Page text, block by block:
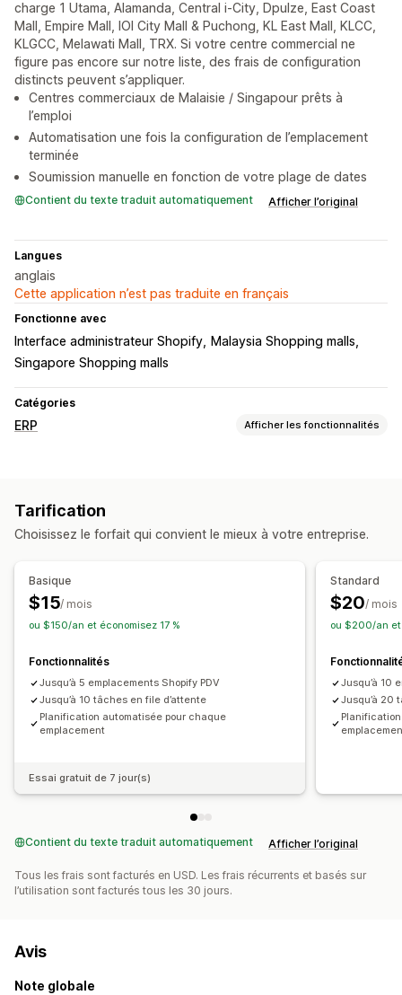
charge 1 Utama, Alamanda, Central i-City, Dpulze, East Coast
Mall, Empire Mall, IOI City Mall & Puchong, KL East Mall, KLCC,
KLGCC, Melawati Mall, TRX. Si votre centre commercial ne
figure pas encore sur notre liste, des frais de configuration
distincts peuvent s’appliquer.
Centres commerciaux de Malaisie / Singapour prêts à
l’emploi
Automatisation une fois la configuration de l’emplacement
terminée
Soumission manuelle en fonction de votre plage de dates
Contient du texte traduit automatiquement Afficher l’original
Langues
anglais
Cette application n’est pas traduite en français
Fonctionne avec
Interface administrateur Shopify
Malaysia Shopping malls
Singapore Shopping malls
Catégories
ERP Afficher les fonctionnalités
Tarification
Choisissez le forfait qui convient le mieux à votre entreprise.
Basique
$15/ mois
ou $150/an et économisez 17 %
Fonctionnalités
Jusqu’à 5 emplacements Shopify PDV
Jusqu’à 10 tâches en file d’attente
Planification automatisée pour chaque
emplacement
Essai gratuit de 7 jour(s)
Standard
$20/ mois
ou $200/an et
Jusqu’à 10
Jusqu’à 20
Contient du texte traduit automatiquement Afficher l’original
Tous les frais sont facturés en USD. Les frais récurrents et basés sur
l’utilisation sont facturés tous les 30 jours.
Avis
Note globale